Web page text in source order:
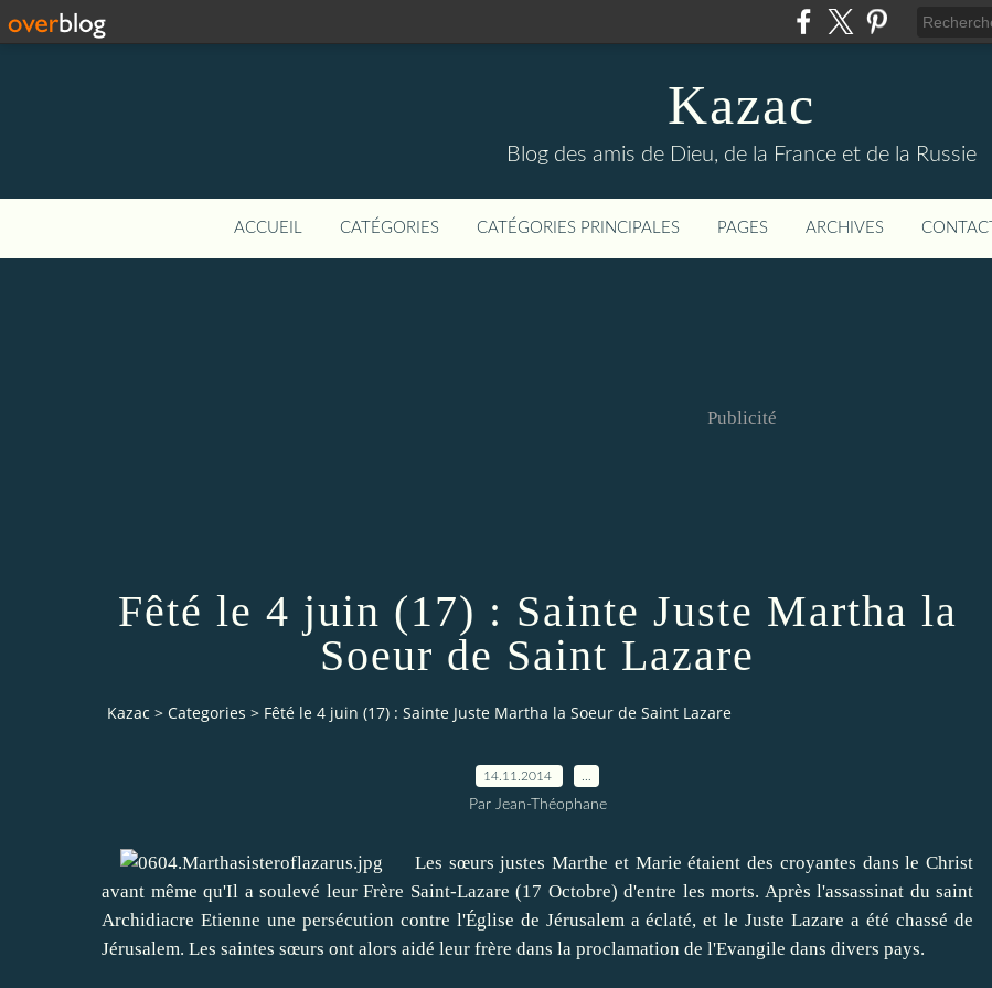
Kazac
Blog des amis de Dieu, de la France et de la Russie
ACCUEIL CATÉGORIES CATÉGORIES PRINCIPALES PAGES ARCHIVES CONTACT
Publicité
Fêté le 4 juin (17) : Sainte Juste Martha la
Soeur de Saint Lazare
Kazac > Categories > Fêté le 4 juin (17) : Sainte Juste Martha la Soeur de Saint Lazare
14.11.2014
Par Jean-Théophane
Les sœurs justes Marthe et Marie étaient des croyantes dans le Christ
avant même qu'Il a soulevé leur Frère Saint-Lazare (17 Octobre) d'entre les morts. Après l'assassinat du saint
Archidiacre Etienne une persécution contre l'Église de Jérusalem a éclaté, et le Juste Lazare a été chassé de
Jérusalem. Les saintes sœurs ont alors aidé leur frère dans la proclamation de l'Evangile dans divers pays.